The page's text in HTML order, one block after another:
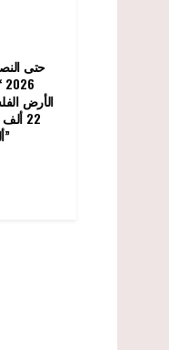
الأرض
ألف وحدة استيطانية”